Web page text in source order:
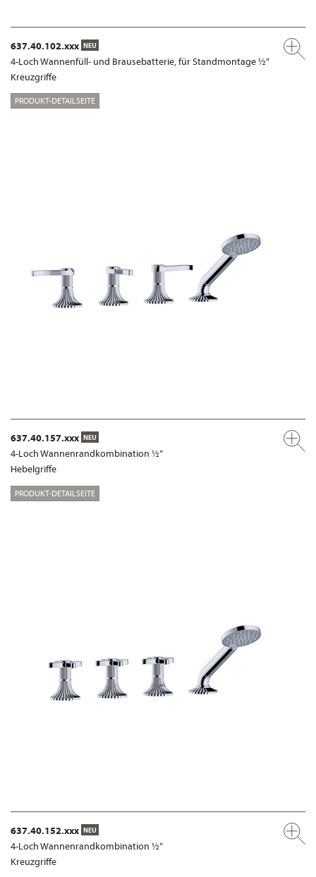
637.40.102.xxx NEU
4-Loch Wannenfüll- und Brausebatterie, für Standmontage ½“
Kreuzgriffe
PRODUKT-DETAILSEITE
637.40.157.xxx NEU
4-Loch Wannenrandkombination ½“
Hebelgriffe
PRODUKT-DETAILSEITE
637.40.152.xxx NEU
4-Loch Wannenrandkombination ½“
Kreuzgriffe